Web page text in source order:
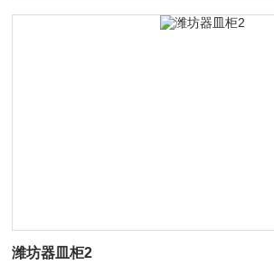
潍坊器皿柜2